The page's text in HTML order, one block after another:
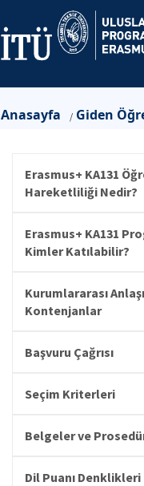
Anasayfa / Giden
Erasmus+ KA131
Hareketliliği Nedir?
Erasmus+ KA131
Kimler Katılabilir?
Kurumlararası
Kontenjanlar
Başvuru Çağrısı
Seçim Kriterleri
Belgeler ve
Dil Puanı Denklikleri